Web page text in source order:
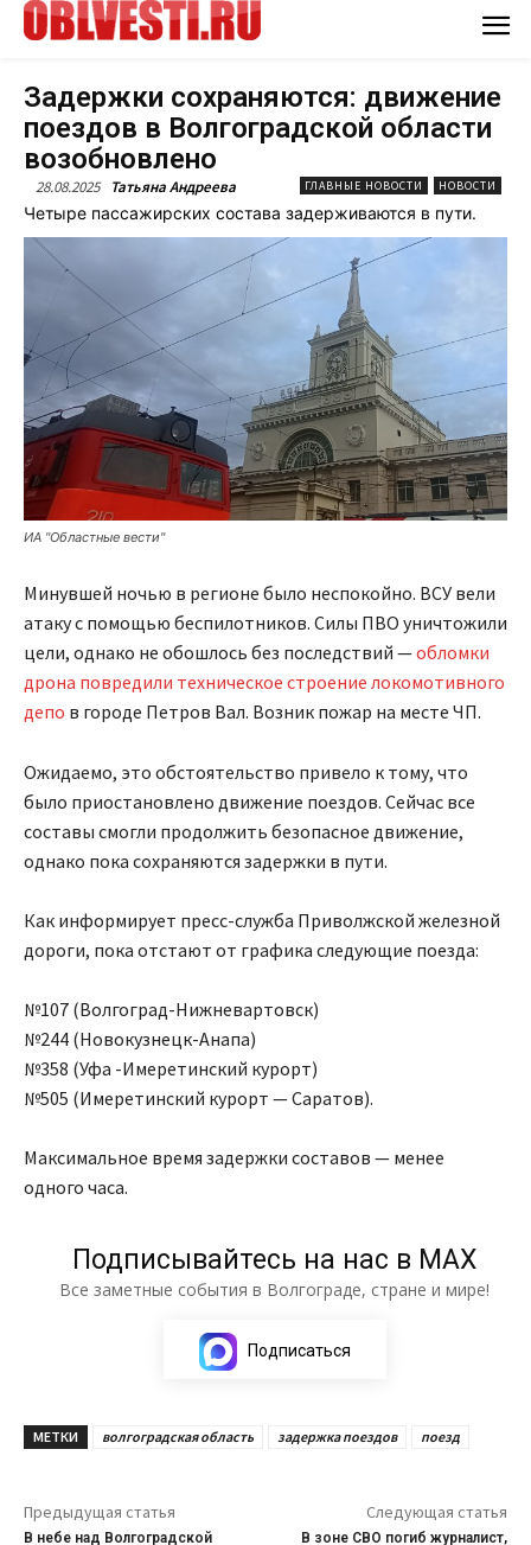
Задержки сохраняются: движение
поездов в Волгоградской области
возобновлено
28.08.2025 Татьяна Андреева ГЛАВНЫЕ НОВОСТИ НОВОСТИ
Четыре пассажирских состава задерживаются в пути.
ИА "Областные вести"
Минувшей ночью в регионе было неспокойно. ВСУ вели
атаку с помощью беспилотников. Силы ПВО уничтожили
цели, однако не обошлось без последствий —обломки
дрона повредили техническое строение локомотивного
депо в городе Петров Вал. Возник пожар на месте ЧП.
Ожидаемо, это обстоятельство привело к тому, что
было приостановлено движение поездов. Сейчас все
составы смогли продолжить безопасное движение,
однако пока сохраняются задержки в пути.
Как информирует пресс-служба Приволжской железной
дороги, пока отстают от графика следующие поезда:
№107 (Волгоград-Нижневартовск)
№244 (Новокузнецк-Анапа)
№358 (Уфа -Имеретинский курорт)
№505 (Имеретинский курорт — Саратов).
Максимальное время задержки составов — менее
одного часа.
Подписывайтесь на нас в МАХ
Все заметные события в Волгограде, стране и мире!
Подписаться
МЕТКИ волгоградская область задержка поездов поезд
Предыдущая статья
В небе над Волгоградской
Следующая статья
В зоне СВО погиб журналист,